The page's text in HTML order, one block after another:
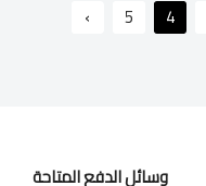
4
5
›
وسائل الدفع المتاحة